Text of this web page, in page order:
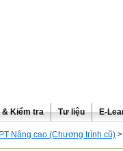
& Kiểm tra Tư liệu E-
Nâng cao (Chương trình cũ)